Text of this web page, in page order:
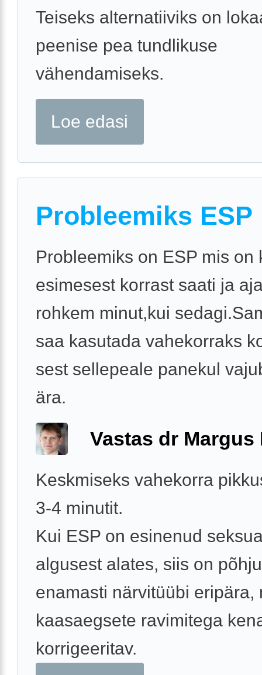
Teiseks alternatiiviks on
peenise pea tundlikuse
vähendamiseks.
Loe edasi
Probleemiks ESP
Probleemiks on ESP mis on
esimesest korrast saati ja
rohkem minut,kui
saa kasutada vahekorraks
sest sellepeale panekul
ära.
Vastas dr Margus
Keskmiseks vahekorra
3-4 minutit.
Kui ESP on esinenud
algusest alates, siis on
enamasti närvitüübi eripära,
kaasaegsete ravimitega
korrigeeritav.